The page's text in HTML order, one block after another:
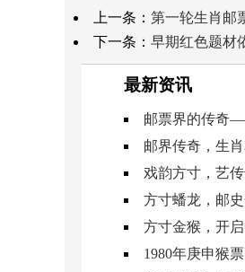
上一条： 第一轮生肖邮
下一条： 早期红色题材
最新资讯
邮票界的传奇
邮界传奇，生
戏韵方寸，艺
方寸蟠龙，邮
方寸金猴，开
1980年庚申猴